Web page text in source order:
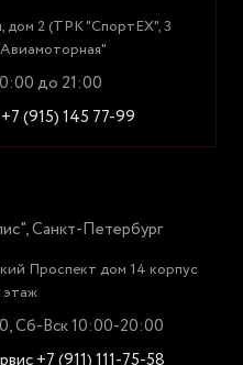
дом 2 (ТРК "СпортЕХ", 3
до 21:00
+7 (915) 145 77-99
Санкт-Петербург
Проспект дом 14 корпус
этаж
Сб-Вск 10:00-20:00